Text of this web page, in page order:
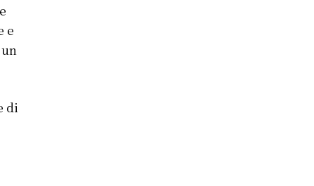
e
di